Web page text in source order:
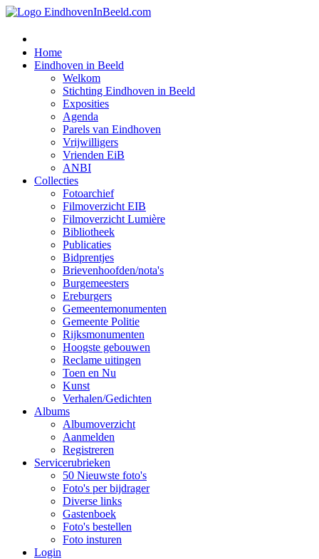
Home
Eindhoven in Beeld
Welkom
Stichting Eindhoven in Beeld
Exposities
Agenda
Parels van Eindhoven
Vrijwilligers
Vrienden EiB
ANBI
Collecties
Fotoarchief
Filmoverzicht EIB
Filmoverzicht Lumière
Bibliotheek
Publicaties
Bidprentjes
Brievenhoofden/nota's
Burgemeesters
Ereburgers
Gemeentemonumenten
Gemeente Politie
Rijksmonumenten
Hoogste gebouwen
Reclame uitingen
Toen en Nu
Kunst
Verhalen/Gedichten
Albums
Albumoverzicht
Aanmelden
Registreren
Servicerubrieken
50 Nieuwste foto's
Foto's per bijdrager
Diverse links
Gastenboek
Foto's bestellen
Foto insturen
Login